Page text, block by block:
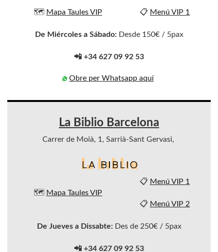
🗺️ Mapa Taules VIP 📋 Menú VIP 1
De Miércoles a Sábado:Desde 150€ / 5pax
📲 +34 627 09 92 53
Obre per Whatsapp aquí
La Biblio Barcelona
Carrer de Moià, 1, Sarrià-Sant Gervasi,
🗺️ Mapa Taules VIP
📋 Menú VIP 1
📋 Menú VIP 2
De Jueves a Dissabte:Des de 250€ / 5pax
📲 +34 627 09 92 53